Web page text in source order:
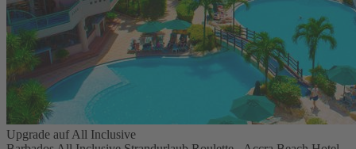
Upgrade auf All Inclusive